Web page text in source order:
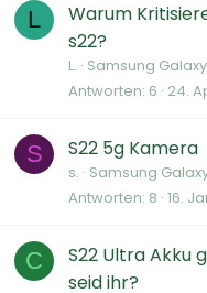
L
Warum
s22?
L. Samsung
Antworten 6 24.
S S22 5g Kamera
s. Samsung
Antworten 8 16.
C
S22 Ultra Akku
seid ihr?